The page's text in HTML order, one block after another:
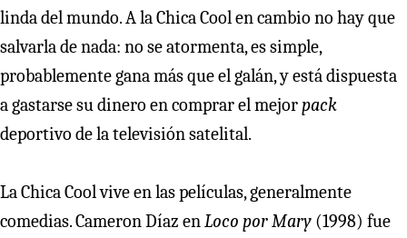
linda del mundo. A la Chica Cool en cambio no hay que
salvarla de nada: no se atormenta, es simple,
probablemente gana más que el galán, y está dispuesta
a gastarse su dinero en comprar el mejorpack
deportivo de la televisión satelital.
La Chica Cool vive en las películas, generalmente
comedias. Cameron Díaz enLoco por Mary (1998) fue